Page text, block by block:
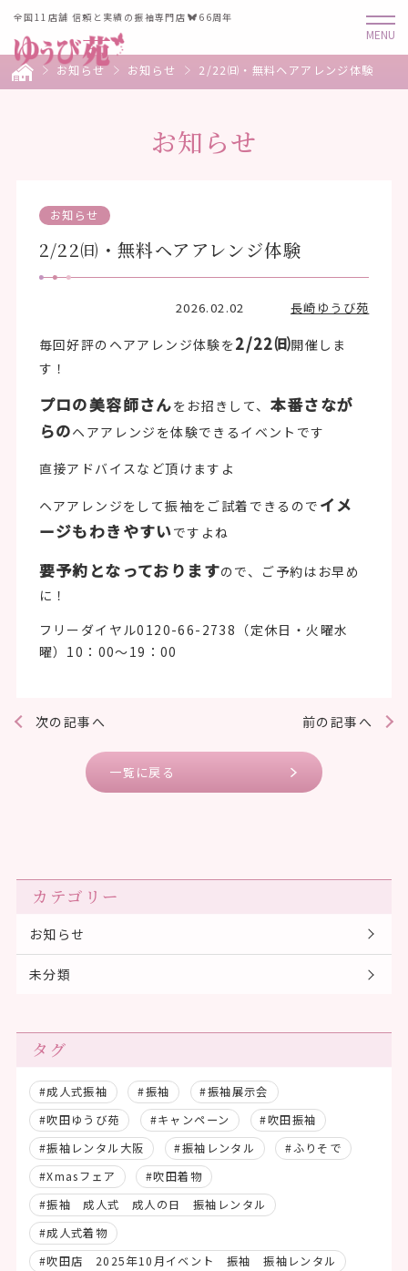
全国11店舗 信頼と実績の振袖専門店 66周年
お知らせ お知らせ 2/22㈰・無料ヘアアレンジ体験
お知らせ
お知らせ
2/22㈰・無料ヘアアレンジ体験
2026.02.02 長崎ゆうび苑
毎回好評のヘアアレンジ体験を2/22㈰開催しま
す！
プロの美容師さんをお招きして、 本番さなが
らのヘアアレンジを体験できるイベントです
直接アドバイスなど頂けますよ
ヘアアレンジをして振袖をご試着できるので イメ
ージもわきやすいですよね
要予約となっておりますので、ご予約はお早め
に！
フリーダイヤル0120-66-2738（定休日・火曜水
曜）10：00～19：00
前の記事へ
次の記事へ
一覧に戻る
カテゴリー
お知らせ
未分類
タグ
#成人式振袖 #振袖
#振袖展示会
#吹田ゆうび苑
#キャンペーン
#吹田振袖
#振袖レンタル大阪
#振袖レンタル
#ふりそで
#Xmasフェア
#吹田着物
#振袖 成人式 成人の日 振袖レンタル
#成人式着物
#吹田店 2025年10月イベント 振袖 振袖レンタル